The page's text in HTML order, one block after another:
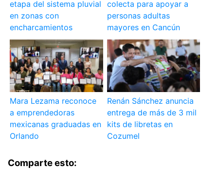
etapa del sistema pluvial
en zonas con
encharcamientos
colecta para apoyar a
personas adultas
mayores en Cancún
Mara Lezama reconoce
a emprendedoras
mexicanas graduadas en
Orlando
Renán Sánchez anuncia
entrega de más de 3 mil
kits de libretas en
Cozumel
Comparte esto: